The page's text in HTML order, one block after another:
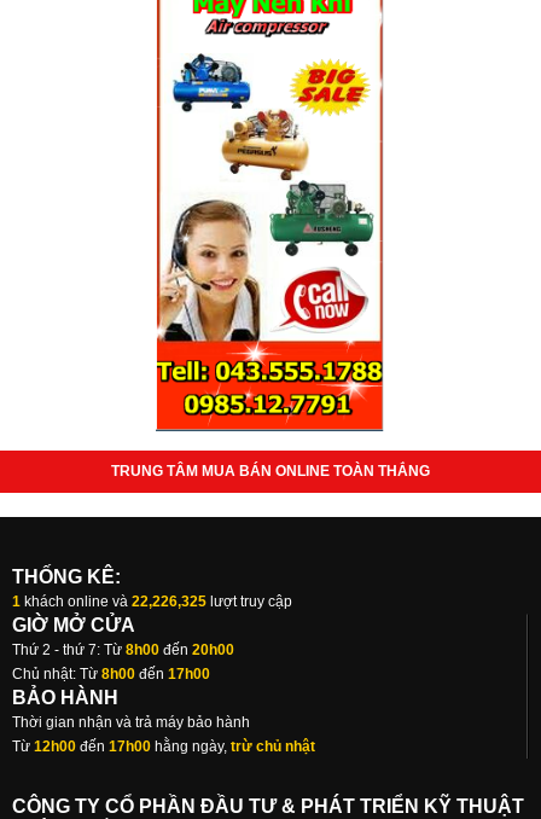
TRUNG TÂM MUA BÁN ONLINE TOÀN THẮNG
THỐNG KÊ:
1 khách online và 22,226,325 lượt truy cập
GIỜ MỞ CỬA
Thứ 2 - thứ 7: Từ 8h00 đến 20h00
Chủ nhật: Từ 8h00 đến 17h00
BẢO HÀNH
Thời gian nhận và trả máy bảo hành
Từ 12h00 đến 17h00 hằng ngày, trừ chủ nhật
CÔNG TY CỔ PHẦN ĐẦU TƯ & PHÁT TRIỂN KỸ THUẬT